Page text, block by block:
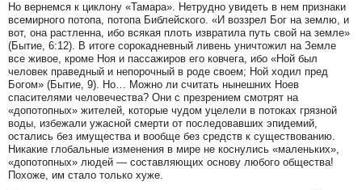
Но вернемся к циклону «Тамара». Нетрудно увидеть в нем признаки
всемирного потопа, потопа Библейского. «И воззрел Бог на землю, и
вот, она растленна, ибо всякая плоть извратила путь свой на земле»
(Бытие, 6:12). В итоге сорокадневный ливень уничтожил на Земле
все живое, кроме Ноя и пассажиров его ковчега, ибо «Ной был
человек праведный и непорочный в роде своем; Ной ходил пред
Богом» (Бытие, 9). Но… Можно ли считать нынешних Ноев
спасителями человечества? Они с презрением смотрят на
«допотопных» жителей, которые чудом уцелели в потоках грязной
воды, избежали ужасной смерти от последовавших эпидемий,
остались без имущества и вообще без средств к существованию.
Никакие глобальные изменения в мире не коснулись «маленьких»,
«допотопных» людей — составляющих основу любого общества!
Похоже, им стало только хуже.